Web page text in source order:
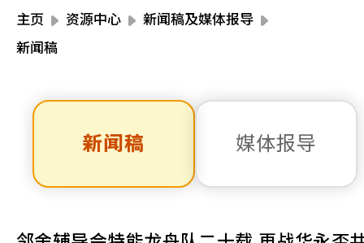
主页 资源中心
新闻稿及媒体报导
新闻稿
新闻稿 媒体报导
活动报名
联络我们